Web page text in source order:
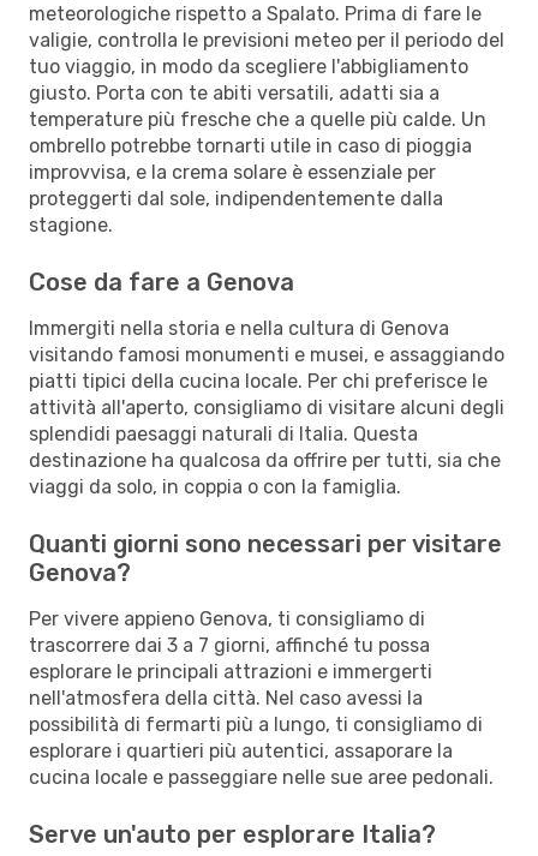
meteorologiche rispetto a Spalato. Prima di fare le
valigie, controlla le previsioni meteo per il periodo del
tuo viaggio, in modo da scegliere l'abbigliamento
giusto. Porta con te abiti versatili, adatti sia a
temperature più fresche che a quelle più calde. Un
ombrello potrebbe tornarti utile in caso di pioggia
improvvisa, e la crema solare è essenziale per
proteggerti dal sole, indipendentemente dalla
stagione.
Cose da fare a Genova
Immergiti nella storia e nella cultura di Genova
visitando famosi monumenti e musei, e assaggiando
piatti tipici della cucina locale. Per chi preferisce le
attività all'aperto, consigliamo di visitare alcuni degli
splendidi paesaggi naturali di Italia. Questa
destinazione ha qualcosa da offrire per tutti, sia che
viaggi da solo, in coppia o con la famiglia.
Quanti giorni sono necessari per visitare
Genova?
Per vivere appieno Genova, ti consigliamo di
trascorrere dai 3 a 7 giorni, affinché tu possa
esplorare le principali attrazioni e immergerti
nell'atmosfera della città. Nel caso avessi la
possibilità di fermarti più a lungo, ti consigliamo di
esplorare i quartieri più autentici, assaporare la
cucina locale e passeggiare nelle sue aree pedonali.
Serve un'auto per esplorare Italia?